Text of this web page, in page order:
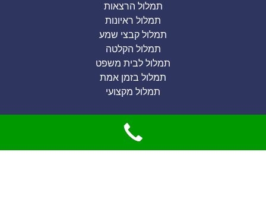
תמלול הרצאות
תמלול ראיונות
תמלול קבצי שמע
תמלול הקלטה
תמלול לבית משפט
תמלול בזמן אמת
תמלול מקצועי
תמלול הקלטות מחירים
תמלול באנגלית